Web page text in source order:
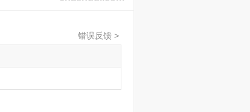
错误反馈 >